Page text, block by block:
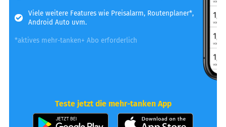
Viele weitere Features wie Preisalarm, Routenplaner*,
Android Auto uvm.
*aktives mehr-tanken+ Abo erforderlich
Teste jetzt die mehr-tanken App